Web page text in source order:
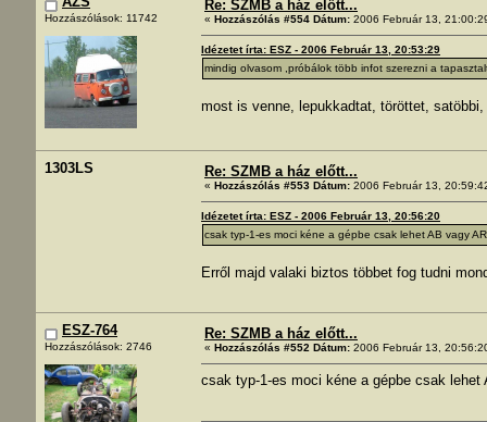
Hozzászólások: 11742
Re: SZMB a ház előtt...
« Hozzászólás #554 Dátum: 2006 Február 13,
Idézetet írta: ESZ - 2006 Február 13, 20:53:29
mindig olvasom ,próbálok több infot szerezni a
most is venne, lepukkadtat, töröttet,
1303LS Re: SZMB a ház előtt...
« Hozzászólás #553 Dátum: 2006 Február 13,
Idézetet írta: ESZ - 2006 Február 13, 20:56:20
csak typ-1-es moci kéne a gépbe csak lehet AB vagy
Erről majd valaki biztos többet fog tudni
ESZ-764
Hozzászólások: 2746
Re: SZMB a ház előtt...
« Hozzászólás #552 Dátum: 2006 Február 13,
csak typ-1-es moci kéne a gépbe csak